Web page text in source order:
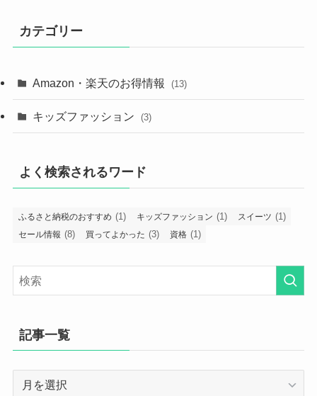
カテゴリー
Amazon・楽天のお得情報 (13)
キッズファッション (3)
よく検索されるワード
ふるさと納税のおすすめ (1) キッズファッション (1) スイーツ (1)
セール情報 (8) 買ってよかった (3) 資格 (1)
記事一覧